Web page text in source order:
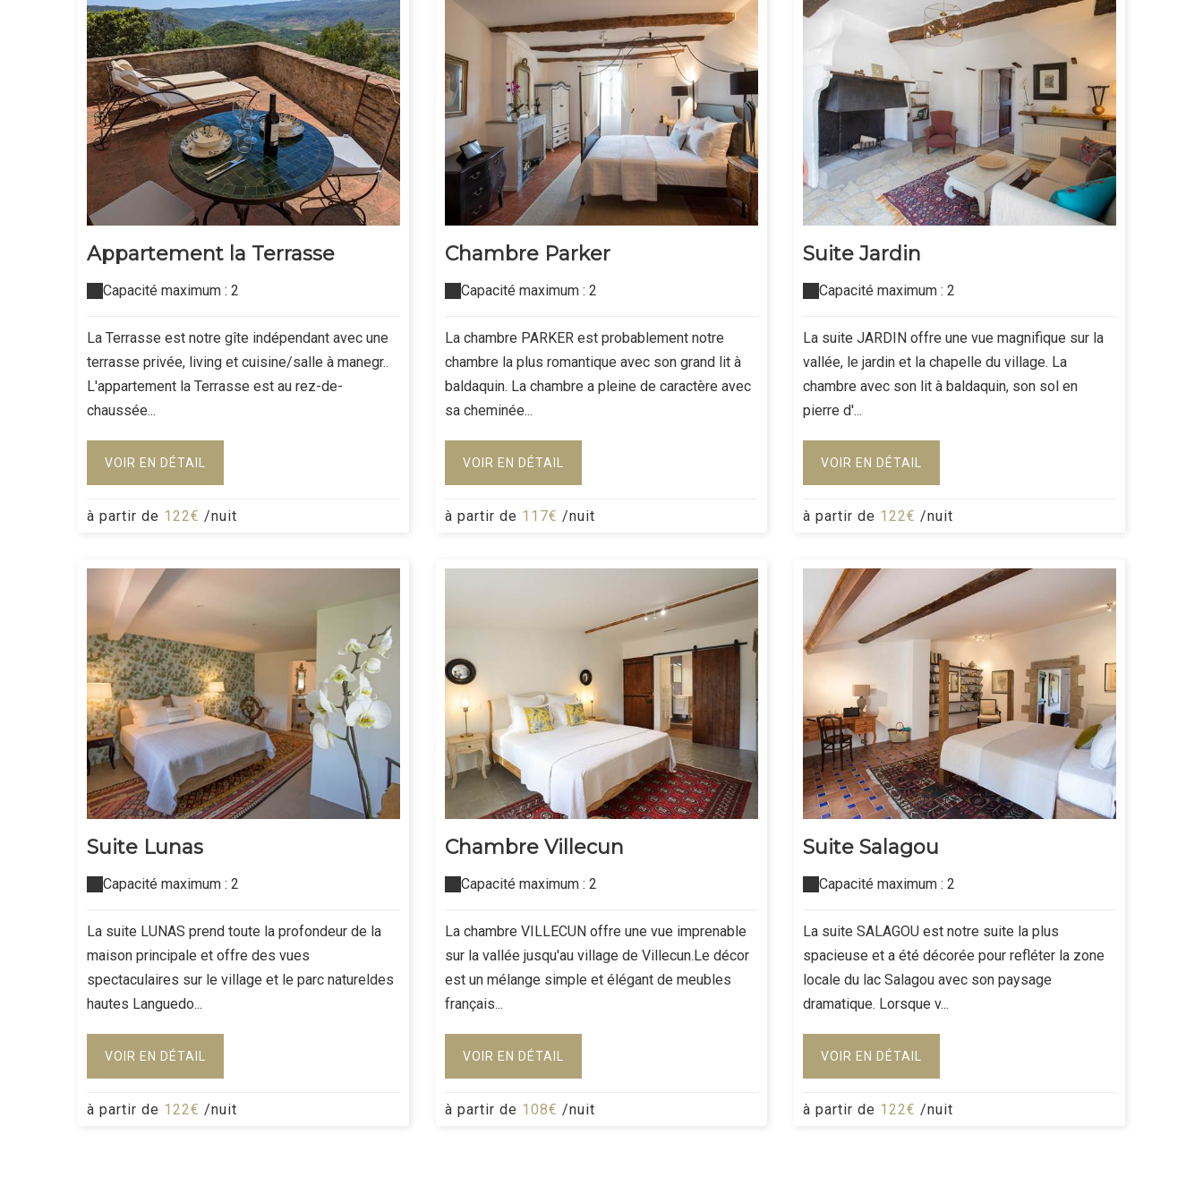
Appartement la Terrasse
Capacité maximum : 2
La Terrasse est notre gîte indépendant avec une
terrasse privée, living et cuisine/salle à manegr..
L'appartement la Terrasse est au rez-de-
chaussée...
VOIR EN DÉTAIL
à partir de 122€ /nuit
Chambre Parker
Capacité maximum : 2
La chambre PARKER est probablement notre
chambre la plus romantique avec son grand lit à
baldaquin. La chambre a pleine de caractère avec
sa cheminée...
VOIR EN DÉTAIL
à partir de 117€ /nuit
Suite Jardin
Capacité maximum : 2
La suite JARDIN offre une vue magnifique sur la
vallée, le jardin et la chapelle du village. La
chambre avec son lit à baldaquin, son sol en
pierre d'...
VOIR EN DÉTAIL
à partir de 122€ /nuit
Suite Lunas
Capacité maximum : 2
La suite LUNAS prend toute la profondeur de la
maison principale et offre des vues
spectaculaires sur le village et le parc natureldes
hautes Languedo...
VOIR EN DÉTAIL
à partir de 122€ /nuit
Chambre Villecun
Capacité maximum : 2
La chambre VILLECUN offre une vue imprenable
sur la vallée jusqu'au village de Villecun.Le décor
est un mélange simple et élégant de meubles
français...
VOIR EN DÉTAIL
à partir de 108€ /nuit
Suite Salagou
Capacité maximum : 2
La suite SALAGOU est notre suite la plus
spacieuse et a été décorée pour refléter la zone
locale du lac Salagou avec son paysage
dramatique. Lorsque v...
VOIR EN DÉTAIL
à partir de 122€ /nuit